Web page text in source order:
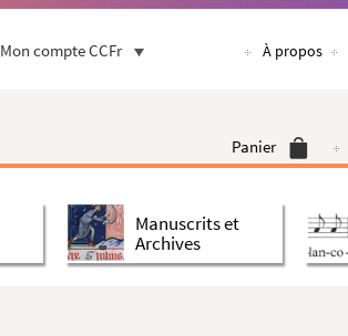
Mon compte CCFr À propos
Panier
Manuscrits et
Archives